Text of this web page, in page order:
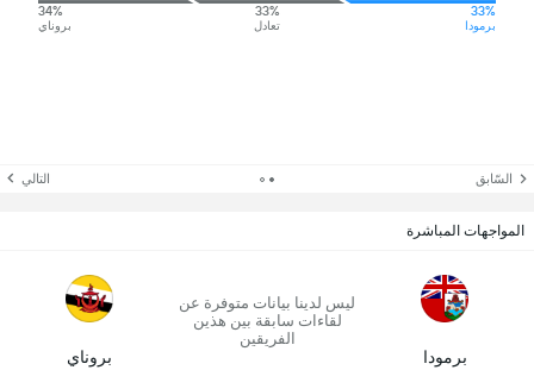
33%
برمودا
33%
تعادل
34%
بروناي
السّابق التالي
المواجهات المباشرة
برمودا
ليس لدينا بيانات متوفرة عن
لقاءات سابقة بين هذين
الفريقين
بروناي